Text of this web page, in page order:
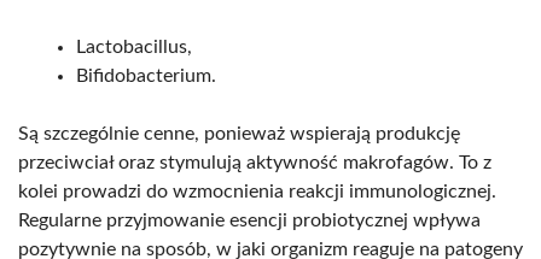
Lactobacillus,
Bifidobacterium.
Są szczególnie cenne, ponieważ wspierają produkcję
przeciwciał oraz stymulują aktywność makrofagów. To z
kolei prowadzi do wzmocnienia reakcji immunologicznej.
Regularne przyjmowanie esencji probiotycznej wpływa
pozytywnie na sposób, w jaki organizm reaguje na patogeny